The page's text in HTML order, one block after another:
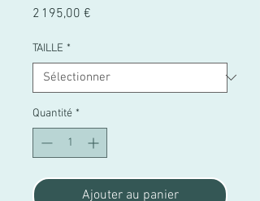
2 195,00 €
TAILLE *
Quantité *
Ajouter au panier